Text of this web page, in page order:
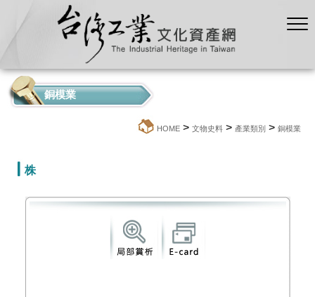
銅模業
HOME > 文物史料 > 產業類別 > 銅模業
株